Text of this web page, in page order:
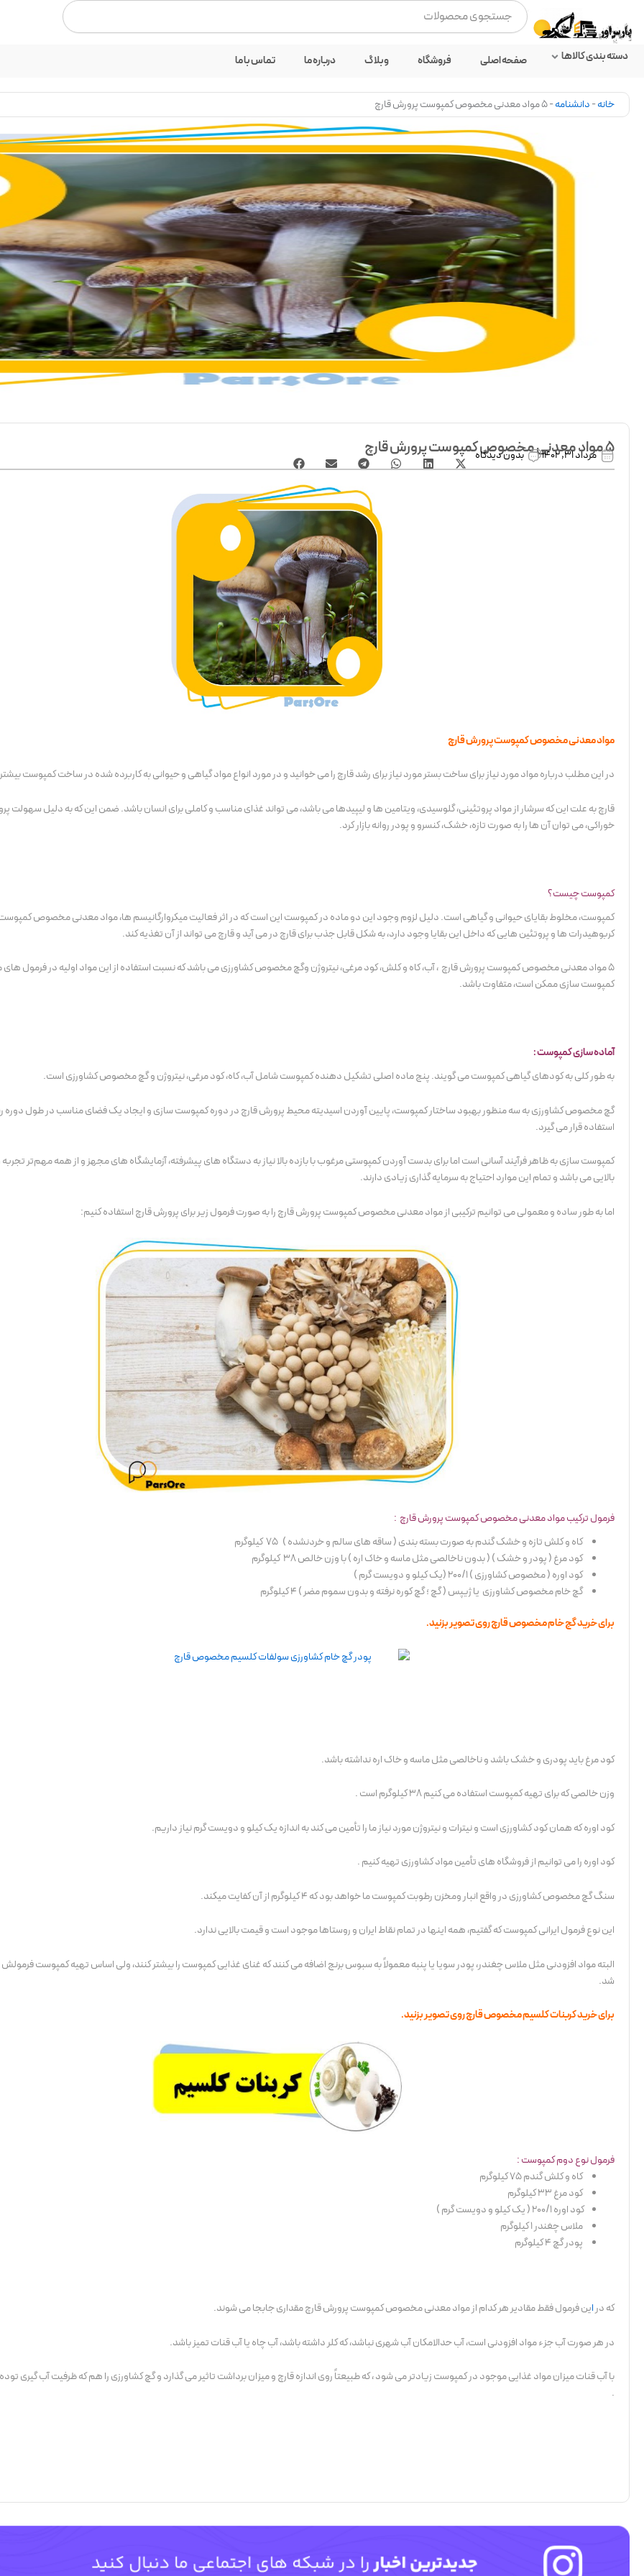
محتوا
جستجو
کردن
دسته بندی کالاها صفحه اصلی فروشگاه وبلاگ درباره ما تماس با ما
خانه-دانشنامه-5 مواد معدنی مخصوص کمپوست پرورش قارچ
5 مواد معدنی مخصوص کمپوست پرورش قارچ مرداد 31, 1402 بدون دیدگاه
مواد معدنی مخصوص کمپوست پرورش قارچ
در این مطلب درباره مواد مورد نیاز برای ساخت بستر مورد نیاز برای رشد قارچ را می خوانید و در مورد انواع مواد گیاهی و حیوانی به کاربرده شده در ساخت کمپوست
قارچ به علت این که سرشار از مواد پروتئینی، گلوسیدی، ویتامین ها و لیپیدها می باشد، می تواند غذای مناسب و کاملی برای انسان باشد. ضمن این که به دلیل سهولت
خوراکی، می توان آن ها را به صورت تازه، خشک، کنسرو و پودر روانه بازار کرد.
کمپوست چیست؟
کمپوست، مخلوط بقایای حیوانی و گیاهی است. دلیل لزوم وجود این دو ماده در کمپوست این است که در اثر فعالیت میکروارگانیسم ها، مواد معدنی مخصوص
کربوهیدرات ها و پروتئین هایی که داخل این بقایا وجود دارد، به شکل قابل جذب برای قارچ در می آید و قارچ می تواند از آن تغذیه کند.
5 مواد معدنی مخصوص کمپوست پرورش قارچ ، آب، کاه و کلش، کود مرغی، نیتروژن وگچ مخصوص کشاورزی می باشد که نسبت استفاده از این مواد اولیه در فرمول
کمپوست سازی ممکن است، متفاوت باشد.
آماده سازی کمپوست :
به طور کلی به کودهای گیاهی کمپوست می گویند. پنج ماده اصلی تشکیل دهنده کمپوست شامل آب، کاه، کود مرغی، نیتروژن و گچ مخصوص کشاورزی است.
گچ مخصوص کشاورزی به سه منظور بهبود ساختار کمپوست، پایین آوردن اسیدیته محیط پرورش قارچ در دوره کمپوست سازی و ایجاد یک فضای مناسب در طول دوره
استفاده قرار می گیرد.
کمپوست‌ سازی به ظاهر فرآیند آسانی است اما برای بدست آوردن کمپوستی مرغوب با بازده بالا نیاز به دستگاه های پیشرفته، آزمایشگاه های مجهز و از همه مهم‌تر
بالایی می باشد و تمام این موارد احتیاج به سرمایه گذاری زیادی دارند.
اما به طور ساده و معمولی می توانیم ترکیبی از مواد معدنی مخصوص کمپوست پرورش قارچ را به صورت فرمول زیر برای پرورش قارچ استفاده کنیم:
فرمول ترکیب مواد معدنی مخصوص کمپوست پرورش قارچ :
کاه و کلش تازه و خشک گندم به صورت بسته بندی ( ساقه های سالم و خردنشده ) 75 کیلوگرم
کود مرغ ( پودر و خشک ) ( بدون ناخالصی مثل ماسه و خاک اره ) با وزن خالص 38 کیلوگرم
کود اوره ( مخصوص کشاورزی ) 200/1 (یک کیلو و دویست گرم )
گچ خام مخصوص کشاورزی یا ژیپس ( گچ ؛ گچ کوره نرفته و بدون سموم مضر ) 4 کیلوگرم
برای خرید گچ خام مخصوص قارچ روی تصویر بزنید.
کود مرغ باید پودری و خشک باشد و ناخالصی مثل ماسه و خاک اره نداشته باشد.
وزن خالصی که برای تهیه کمپوست استفاده می کنیم 38 کیلوگرم است .
کود اوره که همان کود کشاورزی است و نیترات و نیتروژن مورد نیاز ما را تأمین می کند به اندازه یک کیلو و دویست گرم نیاز داریم.
کود اوره را می توانیم از فروشگاه های تأمین مواد کشاورزی تهیه کنیم .
سنگ گچ مخصوص کشاورزی در واقع انبار ومخزن رطوبت کمپوست ما خواهد بود که 4 کیلوگرم از آن کفایت میکند.
این نوع فرمول ایرانی کمپوست که گفتیم، همه اینها در تمام نقاط ایران و روستاها موجود است و قیمت بالایی ندارد.
البته مواد افزودنی مثل ملاس چغندر، پودر سویا یا پنبه معمولاً به سبوس برنج اضافه می کنند که غنای غذایی کمپوست را بیشتر کنند، ولی اساس تهیه کمپوست فرمولش
شد.
برای خرید کربنات کلسیم مخصوص قارچ روی تصویر بزنید.
فرمول نوع دوم کمپوست :
کاه و کلش گندم 75 کیلوگرم
کود مرغ 33 کیلوگرم
کود اوره 200/1 ( یک کیلو و دویست گرم )
ملاس چغندر 1 کیلوگرم
پودر گچ 4 کیلوگرم
که دراین فرمول فقط مقادیر هر کدام از مواد معدنی مخصوص کمپوست پرورش قارچ مقداری جابجا می شوند.
در هر صورت آب جزء مواد افزودنی است، آب حدالامکان آب شهری نباشد، که کلر داشته باشد، آب چاه یا آب قنات تمیز باشد.
با آب قنات میزان مواد غذایی موجود در کمپوست زیادتر می شود ، که طبیعتاً روی اندازه قارچ و میزان برداشت تاثیر می گذارد و گچ کشاورزی را هم که ظرفیت آب گیری
.